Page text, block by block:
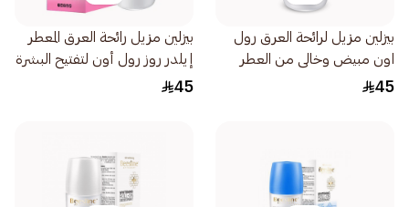
بيزلين مزيل لرائحة العرق رول
اون مبيض وخالى من العطر
50مل
45
بيزلين مزيل رائحة العرق المعطر
إيلدر روز رول أون لتفتيح البشرة
50مل
45